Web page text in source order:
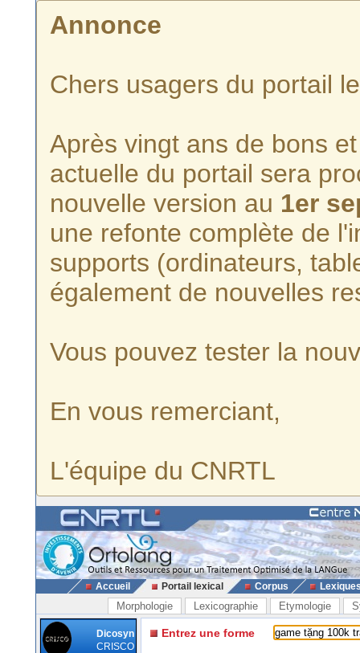
Annonce
Chers usagers du portail
Après vingt ans de bons
actuelle du portail sera
nouvelle version au 1er
une refonte complète de
supports (ordinateurs,
également de nouvelles
Vous pouvez tester la
En vous remerciant,
L'équipe du CNRTL
Accueil Portail lexical Corpus
Morphologie Lexicographie Etymologie
Dicosyn
CRISCO
Entrez une forme